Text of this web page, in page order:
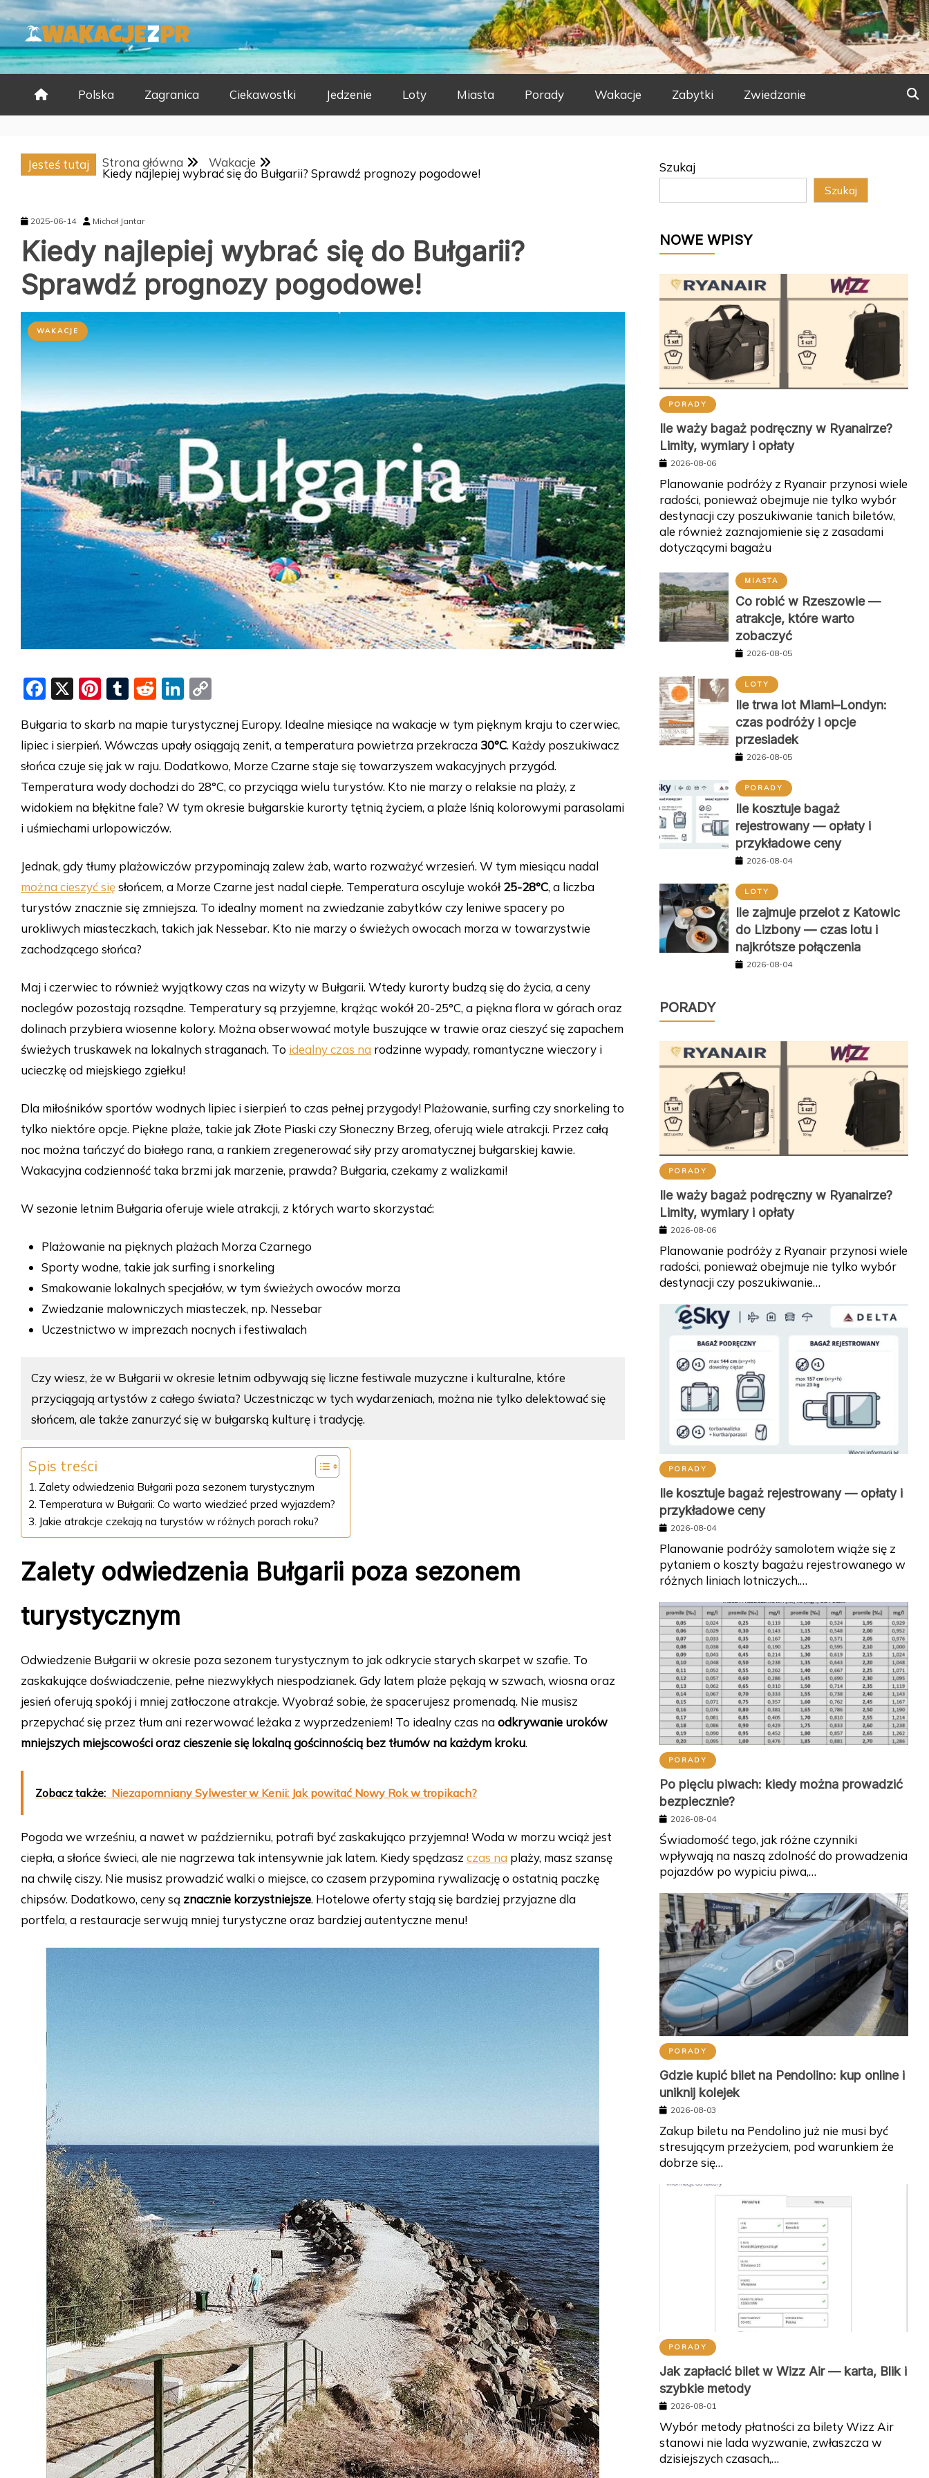
Skip
to
content
Polska Zagranica Ciekawostki Jedzenie Loty Miasta Porady Wakacje Zabytki Zwiedzanie
Jesteś tutaj Strona główna Wakacje
Kiedy najlepiej wybrać się do Bułgarii? Sprawdź prognozy pogodowe!
2025-06-14 Michał Jantar
Kiedy najlepiej wybrać się do Bułgarii?
Sprawdź prognozy pogodowe!
WAKACJE
F
c
e
b
o
o
X
Pi
er
e
st
T
m
bl
r
R
d
di
t
Li
k
e
dI
n
p
y
Li
n
Bułgaria to skarb na mapie turystycznej Europy. Idealne miesiące na wakacje w tym pięknym kraju to czerwiec,
lipiec i sierpień. Wówczas upały osiągają zenit, a temperatura powietrza przekracza 30°C. Każdy poszukiwacz
słońca czuje się jak w raju. Dodatkowo, Morze Czarne staje się towarzyszem wakacyjnych przygód.
Temperatura wody dochodzi do 28°C, co przyciąga wielu turystów. Kto nie marzy o relaksie na plaży, z
widokiem na błękitne fale? W tym okresie bułgarskie kurorty tętnią życiem, a plaże lśnią kolorowymi parasolami
i uśmiechami urlopowiczów.
Jednak, gdy tłumy plażowiczów przypominają zalew żab, warto rozważyć wrzesień. W tym miesiącu nadal
można cieszyć sięsłońcem, a Morze Czarne jest nadal ciepłe. Temperatura oscyluje wokół25-28°C, a liczba
turystów znacznie się zmniejsza. To idealny moment na zwiedzanie zabytków czy leniwe spacery po
urokliwych miasteczkach, takich jak Nessebar. Kto nie marzy o świeżych owocach morza w towarzystwie
zachodzącego słońca?
Maj i czerwiec to również wyjątkowy czas na wizyty w Bułgarii. Wtedy kurorty budzą się do życia, a ceny
noclegów pozostają rozsądne. Temperatury są przyjemne, krążąc wokół 20-25°C, a piękna flora w górach oraz
dolinach przybiera wiosenne kolory. Można obserwować motyle buszujące w trawie oraz cieszyć się zapachem
świeżych truskawek na lokalnych straganach. To idealny czas na rodzinne wypady, romantyczne wieczory i
ucieczkę od miejskiego zgiełku!
Dla miłośników sportów wodnych lipiec i sierpień to czas pełnej przygody! Plażowanie, surfing czy snorkeling to
tylko niektóre opcje. Piękne plaże, takie jak Złote Piaski czy Słoneczny Brzeg, oferują wiele atrakcji. Przez całą
noc można tańczyć do białego rana, a rankiem zregenerować siły przy aromatycznej bułgarskiej kawie.
Wakacyjna codzienność taka brzmi jak marzenie, prawda? Bułgaria, czekamy z walizkami!
W sezonie letnim Bułgaria oferuje wiele atrakcji, z których warto skorzystać:
Plażowanie na pięknych plażach Morza Czarnego
Sporty wodne, takie jak surfing i snorkeling
Smakowanie lokalnych specjałów, w tym świeżych owoców morza
Zwiedzanie malowniczych miasteczek, np. Nessebar
Uczestnictwo w imprezach nocnych i festiwalach
Czy wiesz, że w Bułgarii w okresie letnim odbywają się liczne festiwale muzyczne i kulturalne, które
przyciągają artystów z całego świata? Uczestnicząc w tych wydarzeniach, można nie tylko delektować się
słońcem, ale także zanurzyć się w bułgarską kulturę i tradycję.
Spis treści
Zalety odwiedzenia Bułgarii poza sezonem turystycznym
Temperatura w Bułgarii: Co warto wiedzieć przed wyjazdem?
Jakie atrakcje czekają na turystów w różnych porach roku?
Zalety odwiedzenia Bułgarii poza sezonem
turystycznym
Odwiedzenie Bułgarii w okresie poza sezonem turystycznym to jak odkrycie starych skarpet w szafie. To
zaskakujące doświadczenie, pełne niezwykłych niespodzianek. Gdy latem plaże pękają w szwach, wiosna oraz
jesień oferują spokój i mniej zatłoczone atrakcje. Wyobraź sobie, że spacerujesz promenadą. Nie musisz
przepychać się przez tłum ani rezerwować leżaka z wyprzedzeniem! To idealny czas naodkrywanie uroków
mniejszych miejscowości oraz cieszenie się lokalną gościnnością bez tłumów na każdym kroku.
Zobacz także: Niezapomniany Sylwester w Kenii: Jak powitać Nowy Rok w tropikach?
Pogoda we wrześniu, a nawet w październiku, potrafi być zaskakująco przyjemna! Woda w morzu wciąż jest
ciepła, a słońce świeci, ale nie nagrzewa tak intensywnie jak latem. Kiedy spędzasz czas na plaży, masz szansę
na chwilę ciszy. Nie musisz prowadzić walki o miejsce, co czasem przypomina rywalizację o ostatnią paczkę
chipsów. Dodatkowo, ceny są znacznie korzystniejsze. Hotelowe oferty stają się bardziej przyjazne dla
portfela, a restauracje serwują mniej turystyczne oraz bardziej autentyczne menu!
Szukaj
Szukaj
NOWE WPISY
PORADY
Ile waży bagaż podręczny w Ryanairze?
Limity, wymiary i opłaty
2026-08-06
Planowanie podróży z Ryanair przynosi wiele
radości, ponieważ obejmuje nie tylko wybór
destynacji czy poszukiwanie tanich biletów,
ale również zaznajomienie się z zasadami
dotyczącymi bagażu
MIASTA
Co robić w Rzeszowie —
atrakcje, które warto
zobaczyć
2026-08-05
LOTY
Ile trwa lot Miami–Londyn:
czas podróży i opcje
przesiadek
2026-08-05
PORADY
Ile kosztuje bagaż
rejestrowany — opłaty i
przykładowe ceny
2026-08-04
LOTY
Ile zajmuje przelot z Katowic
do Lizbony — czas lotu i
najkrótsze połączenia
2026-08-04
PORADY
PORADY
Ile waży bagaż podręczny w Ryanairze?
Limity, wymiary i opłaty
2026-08-06
Planowanie podróży z Ryanair przynosi wiele
radości, ponieważ obejmuje nie tylko wybór
destynacji czy poszukiwanie…
PORADY
Ile kosztuje bagaż rejestrowany — opłaty i
przykładowe ceny
2026-08-04
Planowanie podróży samolotem wiąże się z
pytaniem o koszty bagażu rejestrowanego w
różnych liniach lotniczych.…
PORADY
Po pięciu piwach: kiedy można prowadzić
bezpiecznie?
2026-08-04
Świadomość tego, jak różne czynniki
wpływają na naszą zdolność do prowadzenia
pojazdów po wypiciu piwa,…
PORADY
Gdzie kupić bilet na Pendolino: kup online i
uniknij kolejek
2026-08-03
Zakup biletu na Pendolino już nie musi być
stresującym przeżyciem, pod warunkiem że
dobrze się…
PORADY
Jak zapłacić bilet w Wizz Air — karta, Blik i
szybkie metody
2026-08-01
Wybór metody płatności za bilety Wizz Air
stanowi nie lada wyzwanie, zwłaszcza w
dzisiejszych czasach,…